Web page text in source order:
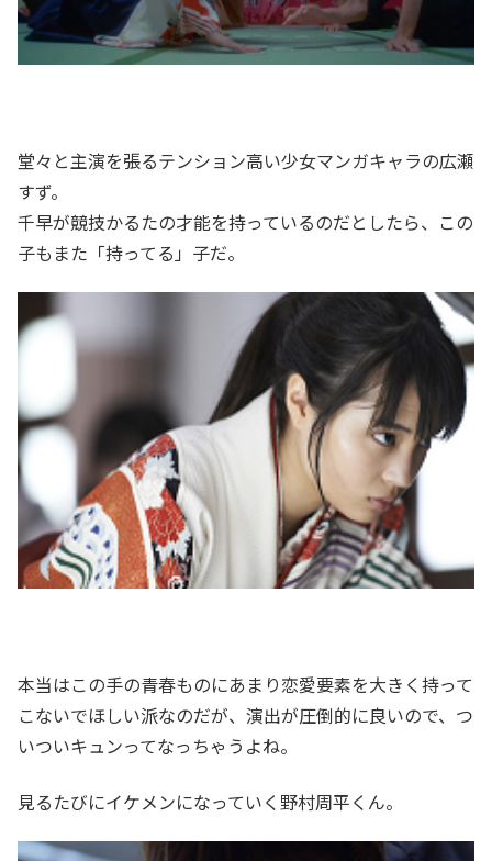
堂々と主演を張るテンション高い少女マンガキャラの広瀬
すず。
千早が競技かるたの才能を持っているのだとしたら、この
子もまた「持ってる」子だ。
本当はこの手の青春ものにあまり恋愛要素を大きく持って
こないでほしい派なのだが、演出が圧倒的に良いので、つ
いついキュンってなっちゃうよね。
見るたびにイケメンになっていく野村周平くん。